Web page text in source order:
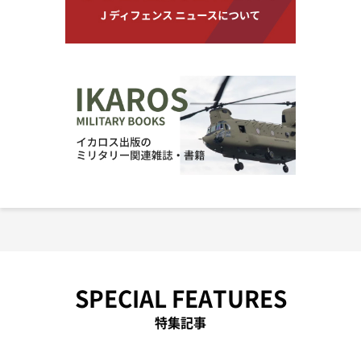
SPECIAL FEATURES
特集記事